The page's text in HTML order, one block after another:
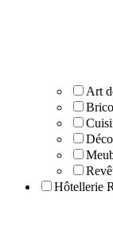
Art
Hôtellerie